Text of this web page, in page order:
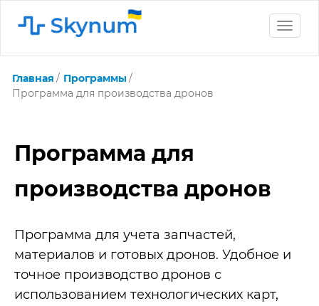
Toggle
Главная
Программы
Программа для производства дронов
Программа для
производства дронов
Программа для учета запчастей,
материалов и готовых дронов. Удобное и
точное производство дронов с
использованием технологических карт,